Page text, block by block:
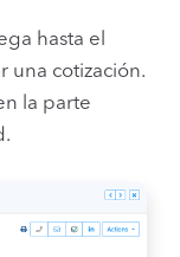
hasta el
una cotización.
la parte